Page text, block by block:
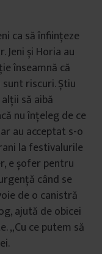
ca să înființeze
Jeni și Horia au
înseamnă că
riscuri. Știu
să aibă
nu înțeleg de ce
au acceptat s-o
la festivalurile
e șofer pentru
când se
de o canistră
ajută de obicei
„Cu ce putem să